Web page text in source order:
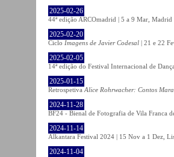
2025-02-26
44ª edição ARCOmadrid | 5 a 9 Mar, Madrid
2025-02-20
Ciclo Imagens de Javier Codesal | 21 e 22
2025-02-05
14ª edição do Festival Internacional de
2025-01-15
Retrospetiva Alice Rohrwacher: Contos
2024-11-28
BF24 - Bienal de Fotografia de Vila Franca
2024-11-14
Alkantara Festival 2024 | 15 Nov a 1 Dez,
2024-11-04